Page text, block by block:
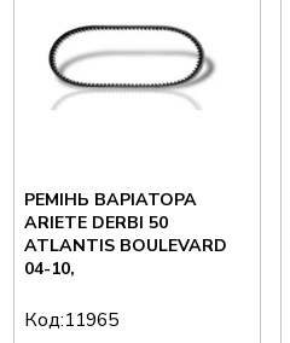
РЕМІНЬ ВАРІАТОРА
ARIETE DERBI 50
ATLANTIS BOULEVARD
04-10,
Код:11965